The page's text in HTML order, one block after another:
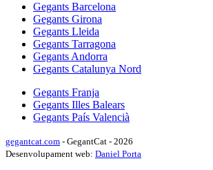
Gegants Barcelona
Gegants Girona
Gegants Lleida
Gegants Tarragona
Gegants Andorra
Gegants Catalunya Nord
Gegants Franja
Gegants Illes Balears
Gegants País Valencià
gegantcat.com - GegantCat - 2026
Desenvolupament web: Daniel Porta